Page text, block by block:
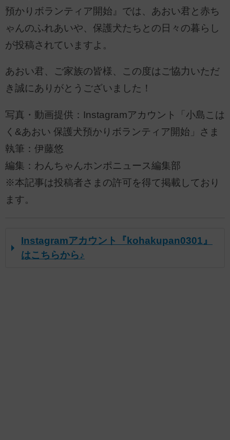
預かりボランティア開始』では、あおい君と赤ち
ゃんのふれあいや、保護犬たちとの日々の暮らし
が投稿されていますよ。
あおい君、ご家族の皆様、この度はご協力いただ
き誠にありがとうございました！
写真・動画提供：Instagramアカウント「小島こは
く&あおい 保護犬預かりボランティア開始」さま
執筆：伊藤悠
編集：わんちゃんホンポニュース編集部
※本記事は投稿者さまの許可を得て掲載しており
ます。
Instagramアカウント『kohakupan0301』
はこちらから♪